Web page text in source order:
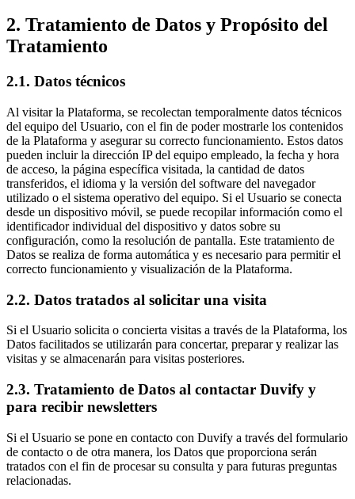
2. Tratamiento de Datos y Propósito del
Tratamiento
2.1. Datos técnicos
Al visitar la Plataforma, se recolectan temporalmente datos técnicos
del equipo del Usuario, con el fin de poder mostrarle los contenidos
de la Plataforma y asegurar su correcto funcionamiento. Estos datos
pueden incluir la dirección IP del equipo empleado, la fecha y hora
de acceso, la página específica visitada, la cantidad de datos
transferidos, el idioma y la versión del software del navegador
utilizado o el sistema operativo del equipo. Si el Usuario se conecta
desde un dispositivo móvil, se puede recopilar información como el
identificador individual del dispositivo y datos sobre su
configuración, como la resolución de pantalla. Este tratamiento de
Datos se realiza de forma automática y es necesario para permitir el
correcto funcionamiento y visualización de la Plataforma.
2.2. Datos tratados al solicitar una visita
Si el Usuario solicita o concierta visitas a través de la Plataforma, los
Datos facilitados se utilizarán para concertar, preparar y realizar las
visitas y se almacenarán para visitas posteriores.
2.3. Tratamiento de Datos al contactar Duvify y
para recibir newsletters
Si el Usuario se pone en contacto con Duvify a través del formulario
de contacto o de otra manera, los Datos que proporciona serán
tratados con el fin de procesar su consulta y para futuras preguntas
relacionadas.